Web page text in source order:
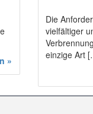
»
Die
vielfältiger
einzige Art